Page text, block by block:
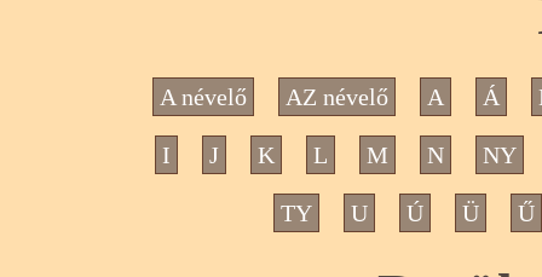
A névelő AZ névelő A Á
I J K L M N NY
TY U Ú Ü Ű